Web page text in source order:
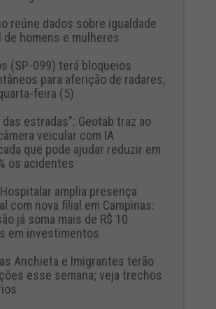
reúne dados sobre igualdade
de homens e mulheres
(SP-099) terá bloqueios
para aferição de radares,
feira (5)
das estradas": Geotab traz ao
veicular com IA
que pode ajudar reduzir em
os acidentes
amplia presença
com nova filial em Campinas:
já soma mais de R$ 10
em investimentos
Anchieta e Imigrantes terão
esse semana; veja trechos